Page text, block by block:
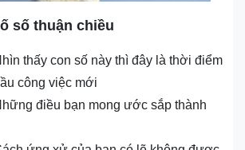
số thuận chiều
thấy con số này thì đây là thời điểm
công việc mới
điều bạn mong ước sắp thành